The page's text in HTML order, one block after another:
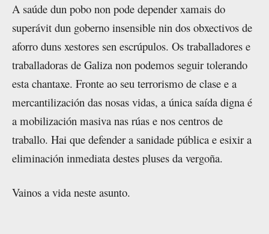
A saúde dun pobo non pode depender xamais do
superávit dun goberno insensible nin dos obxectivos de
aforro duns xestores sen escrúpulos. Os traballadores e
traballadoras de Galiza non podemos seguir tolerando
esta chantaxe. Fronte ao seu terrorismo de clase e a
mercantilización das nosas vidas, a única saída digna é
a mobilización masiva nas rúas e nos centros de
traballo. Hai que defender a sanidade pública e esixir a
eliminación inmediata destes pluses da vergoña.
Vainos a vida neste asunto.